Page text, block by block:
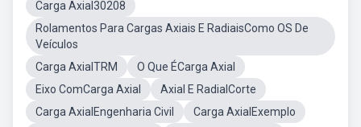
Carga Axial30208
Rolamentos Para Cargas Axiais E RadiaisComo OS De
Veículos
Carga AxialTRM
O Que ÉCarga Axial
Eixo ComCarga Axial
Axial E RadialCorte
Carga AxialEngenharia Civil
Carga AxialExemplo